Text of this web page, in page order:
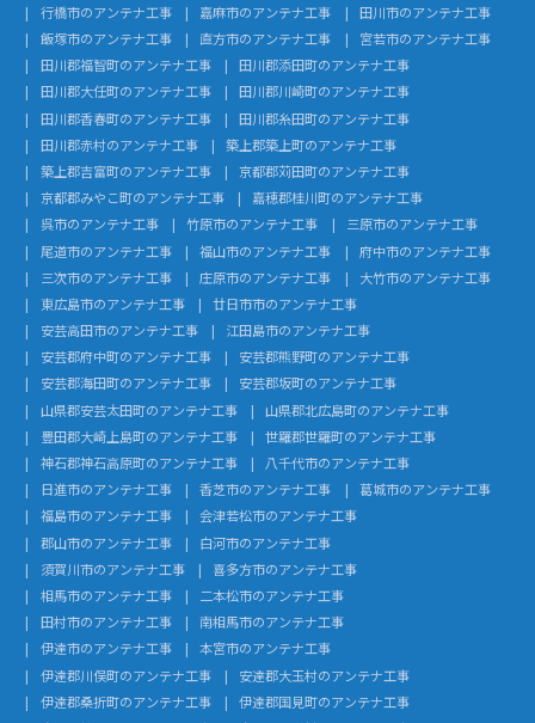
行橋市のアンテナ工事
嘉麻市のアンテナ工事
田川市のアンテナ工事
飯塚市のアンテナ工事
直方市のアンテナ工事
宮若市のアンテナ工事
田川郡福智町のアンテナ工事
田川郡添田町のアンテナ工事
田川郡大任町のアンテナ工事
田川郡川崎町のアンテナ工事
田川郡香春町のアンテナ工事
田川郡糸田町のアンテナ工事
田川郡赤村のアンテナ工事
築上郡築上町のアンテナ工事
築上郡吉富町のアンテナ工事
京都郡苅田町のアンテナ工事
京都郡みやこ町のアンテナ工事
嘉穂郡桂川町のアンテナ工事
呉市のアンテナ工事
竹原市のアンテナ工事
三原市のアンテナ工事
尾道市のアンテナ工事
福山市のアンテナ工事
府中市のアンテナ工事
三次市のアンテナ工事
庄原市のアンテナ工事
大竹市のアンテナ工事
東広島市のアンテナ工事
廿日市市のアンテナ工事
安芸高田市のアンテナ工事
江田島市のアンテナ工事
安芸郡府中町のアンテナ工事
安芸郡熊野町のアンテナ工事
安芸郡海田町のアンテナ工事
安芸郡坂町のアンテナ工事
山県郡安芸太田町のアンテナ工事
山県郡北広島町のアンテナ工事
豊田郡大崎上島町のアンテナ工事
世羅郡世羅町のアンテナ工事
神石郡神石高原町のアンテナ工事
八千代市のアンテナ工事
日進市のアンテナ工事
香芝市のアンテナ工事
葛城市のアンテナ工事
福島市のアンテナ工事
会津若松市のアンテナ工事
郡山市のアンテナ工事
白河市のアンテナ工事
須賀川市のアンテナ工事
喜多方市のアンテナ工事
相馬市のアンテナ工事
二本松市のアンテナ工事
田村市のアンテナ工事
南相馬市のアンテナ工事
伊達市のアンテナ工事
本宮市のアンテナ工事
伊達郡川俣町のアンテナ工事
安達郡大玉村のアンテナ工事
伊達郡桑折町のアンテナ工事
伊達郡国見町のアンテナ工事